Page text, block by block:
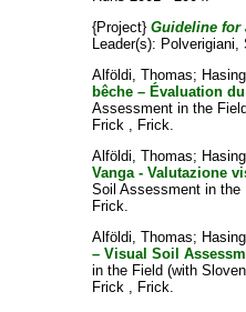
{Project}Guideline for
Leader(s): Polverigiani,
Alföldi, Thomas;
bêche – Évaluation
Assessment in the
Frick , Frick.
Alföldi, Thomas;
Vanga - Valutazione
Soil Assessment in the
Frick.
Alföldi, Thomas;
– Visual Soil
in the Field (with
Frick , Frick.